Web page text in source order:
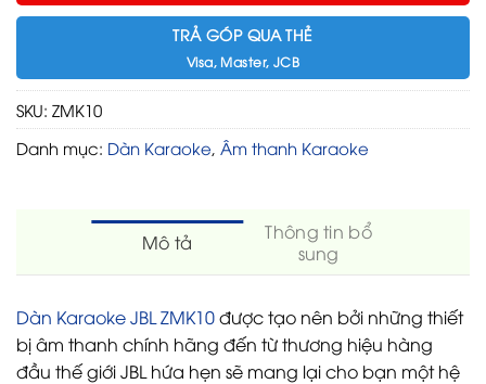
TRẢ GÓP QUA THẺ
Visa, Master, JCB
SKU: ZMK10
Danh mục: Dàn Karaoke, Âm thanh Karaoke
Mô tả
Thông tin bổ
sung
Dàn Karaoke JBL ZMK10được tạo nên bởi những thiết
bị âm thanh chính hãng đến từ thương hiệu hàng
đầu thế giới JBL hứa hẹn sẽ mang lại cho bạn một hệ